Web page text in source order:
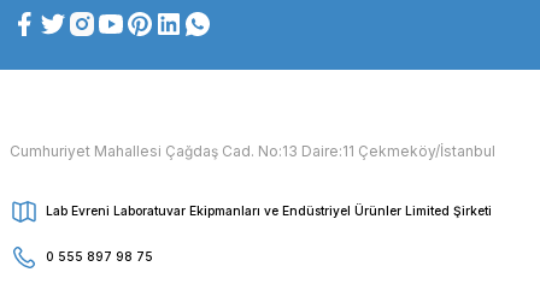
Cumhuriyet Mahallesi Çağdaş Cad. No:13 Daire:11 Çekmeköy/İstanbul
Lab Evreni Laboratuvar Ekipmanları ve Endüstriyel Ürünler Limited Şirketi
0 555 897 98 75